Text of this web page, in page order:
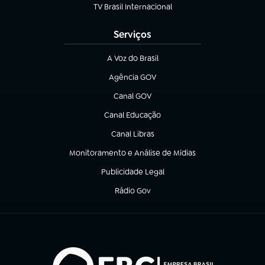
TV Brasil Internacional
(abre em nova aba)
Serviços
A Voz do Brasil
(abre em nova aba)
Agência GOV
(abre em nova aba)
Canal GOV
(abre em nova aba)
Canal Educação
(abre em nova aba)
Canal Libras
(abre em nova aba)
Monitoramento e Análise de Mídias
(abre em nova aba)
Publicidade Legal
(abre em nova aba)
Rádio Gov
(abre em nova aba)